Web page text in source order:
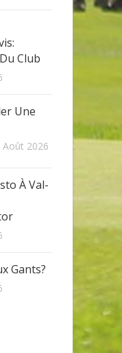
Club
Une
Août 2026
À Val-
Gants?